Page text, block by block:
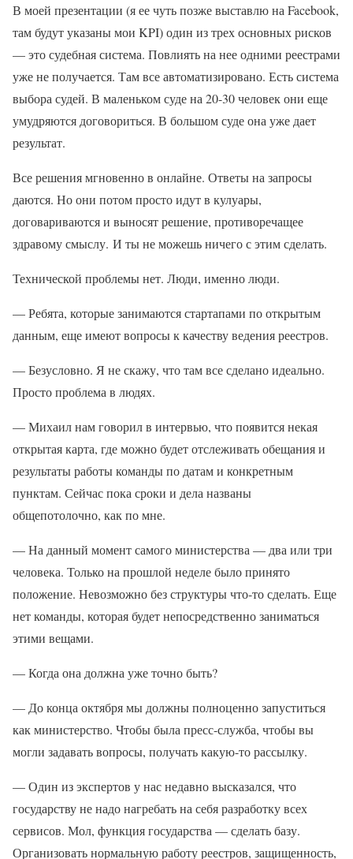
В моей презентации (я ее чуть позже выставлю на Facebook,
там будут указаны мои KPI) один из трех основных рисков
— это судебная система. Повлиять на нее одними реестрами
уже не получается. Там все автоматизировано. Есть система
выбора судей. В маленьком суде на 20-30 человек они еще
умудряются договориться. В большом суде она уже дает
результат.
Все решения мгновенно в онлайне. Ответы на запросы
даются. Но они потом просто идут в кулуары,
договариваются и выносят решение, противоречащее
здравому смыслу. И ты не можешь ничего с этим сделать.
Технической проблемы нет. Люди, именно люди.
— Ребята, которые занимаются стартапами по открытым
данным, еще имеют вопросы к качеству ведения реестров.
— Безусловно. Я не скажу, что там все сделано идеально.
Просто проблема в людях.
— Михаил нам говорил в интервью, что появится некая
открытая карта, где можно будет отслеживать обещания и
результаты работы команды по датам и конкретным
пунктам. Сейчас пока сроки и дела названы
общепотолочно, как по мне.
— На данный момент самого министерства — два или три
человека. Только на прошлой неделе было принято
положение. Невозможно без структуры что-то сделать. Еще
нет команды, которая будет непосредственно заниматься
этими вещами.
— Когда она должна уже точно быть?
— До конца октября мы должны полноценно запуститься
как министерство. Чтобы была пресс-служба, чтобы вы
могли задавать вопросы, получать какую-то рассылку.
— Один из экспертов у нас недавно высказался, что
государству не надо нагребать на себя разработку всех
сервисов. Мол, функция государства — сделать базу.
Организовать нормальную работу реестров, защищенность,